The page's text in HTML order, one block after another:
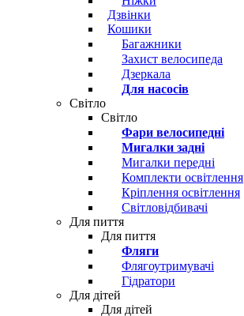
Дзвінки
Кошики
Багажники
Захист велосипеда
Дзеркала
Для насосів
Світло
Світло
Фари велосипедні
Мигалки задні
Мигалки передні
Комплекти освітлення
Кріплення освітлення
Світловідбивачі
Для пиття
Для пиття
Фляги
Флягоутримувачі
Гідратори
Для дітей
Для дітей